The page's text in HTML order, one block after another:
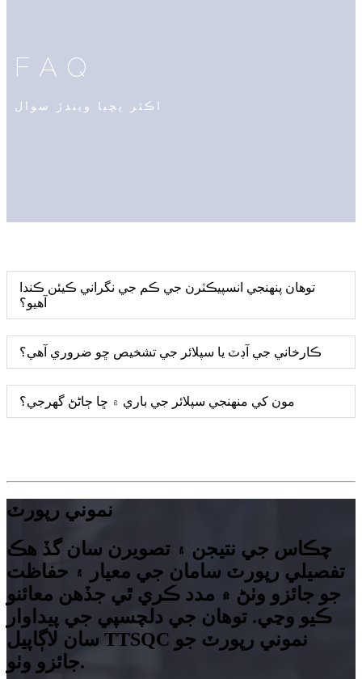
FAQ
اڪثر پڇيا ويندڙ سوال
توهان پنهنجي انسپيڪٽرن جي ڪم جي نگراني ڪيئن ڪندا
آهيو؟
ڪارخاني جي آڊٽ يا سپلائر جي تشخيص ڇو ضروري آهي؟
مون کي منهنجي سپلائر جي باري ۾ ڇا ڄاڻڻ گهرجي؟
نموني رپورٽ
چڪاس جي نتيجن ۽ تصويرن سان گڏ هڪ
تفصيلي رپورٽ سامان جي معيار ۽ حفاظت
جو جائزو وٺڻ ۾ مدد ڪري ٿي جڏهن معائنو
ڪيو وڃي. توهان جي دلچسپي جي پيداوار
سان لاڳاپيل TTSQC نموني رپورٽ جو
جائزو وٺو.